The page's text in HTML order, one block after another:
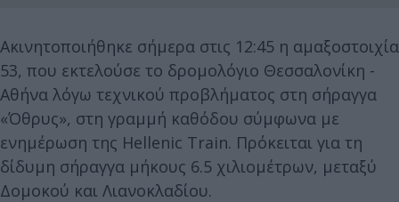
Ακινητοποιήθηκε σήμερα στις 12:45 η αμαξοστοιχία
53, που εκτελούσε το δρομολόγιο Θεσσαλονίκη -
Αθήνα λόγω τεχνικού προβλήματος στη σήραγγα
«Όθρυς», στη γραμμή καθόδου σύμφωνα με
ενημέρωση της Hellenic Train. Πρόκειται για τη
δίδυμη σήραγγα μήκους 6.5 χιλιομέτρων, μεταξύ
Δομοκού και Λιανοκλαδίου.